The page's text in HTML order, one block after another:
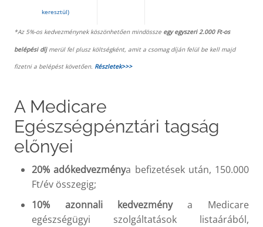
keresztül)
*Az 5%-os kedvezménynek köszönhetően mindössze egy egyszeri 2.000 Ft-os
belépési díj merül fel plusz költségként, amit a csomag díján felül be kell majd
fizetni a belépést követően. Részletek>>>
A Medicare
Egészségpénztári tagság
előnyei
20% adókedvezménya befizetések után, 150.000
Ft/év összegig;
10% azonnali kedvezménya Medicare
egészségügyi szolgáltatások listaárából,